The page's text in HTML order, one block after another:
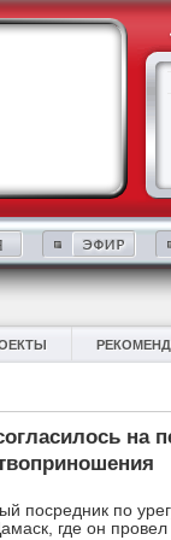
на
посредник по
где он